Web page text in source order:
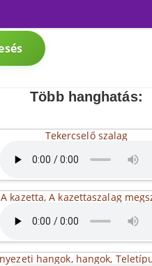
Több hanghatás:
Tekercselő szalag
A kazetta, A kazettaszalag
hangok, hangok,